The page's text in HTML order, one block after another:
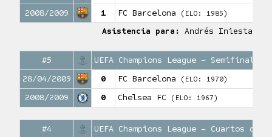
2008/2009 1 FC Barcelona (ELO: 1985)
Asistencia para: Andrés Iniesta
#5
UEFA Champions League –
28/04/2009
0 FC Barcelona (ELO: 1970)
2008/2009 0 Chelsea FC (ELO: 1967)
#4
UEFA Champions League – Cuartos